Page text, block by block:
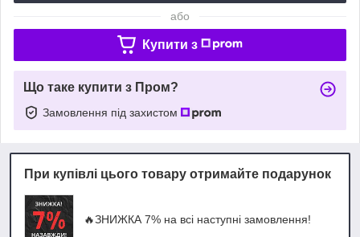
або
Купити з
Що таке купити з Пром?
Замовлення під захистом
При купівлі цього товару отримайте подарунок
🔥ЗНИЖКА 7% на всі наступні замовлення!